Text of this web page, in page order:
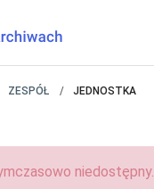
ZESPÓŁ JEDNOSTKA
niedostępny.